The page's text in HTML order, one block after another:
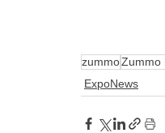
zummoZummo
ExpoNews